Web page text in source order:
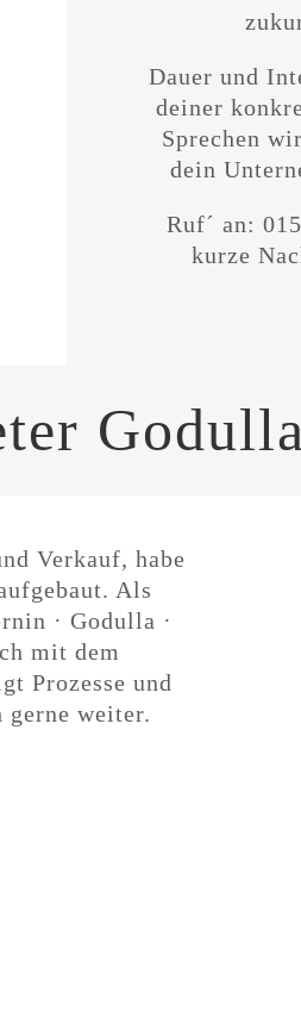
Dauer und
deiner
Sprechen
dein
Ruf´ an:
kurze
Godulla
Coach im
Verkauf, habe
Als
· Godulla ·
mit dem
Prozesse und
gerne weiter.